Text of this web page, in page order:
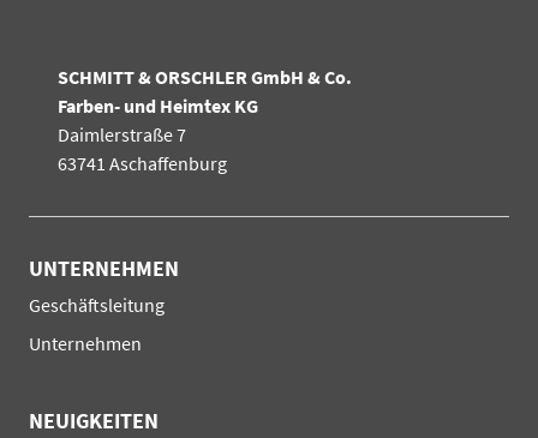
SCHMITT & ORSCHLER GmbH & Co.
Farben- und Heimtex KG
Daimlerstraße 7
63741 Aschaffenburg
UNTERNEHMEN
Navigation
überspringen
Geschäftsleitung
Unternehmen
NEUIGKEITEN